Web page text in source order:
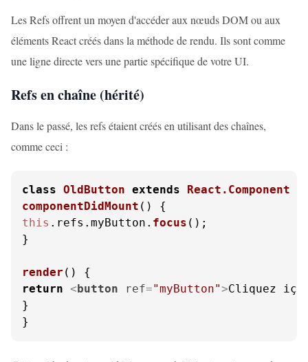
Les Refs offrent un moyen d'accéder aux nœuds DOM ou aux
éléments React créés dans la méthode de rendu. Ils sont comme
une ligne directe vers une partie spécifique de votre UI.
Refs en chaîne (hérité)
Dans le passé, les refs étaient créés en utilisant des chaînes,
comme ceci :
class OldButton extends React.Component
componentDidMount (
this . refs . myButton . focus ();
}
render (
return <button ref="myButton">Cliquez
}
}